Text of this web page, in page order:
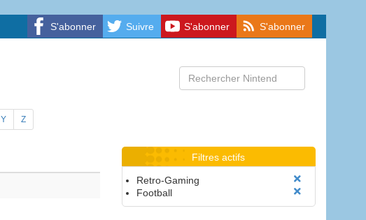
S'abonner Suivre S'abonner S'abonner
Y Z
Filtres actifs
Retro-Gaming
Football